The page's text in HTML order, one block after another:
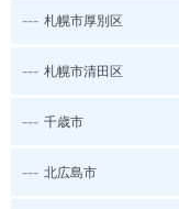
--- 札幌市厚別区
--- 札幌市清田区
--- 千歳市
--- 北広島市